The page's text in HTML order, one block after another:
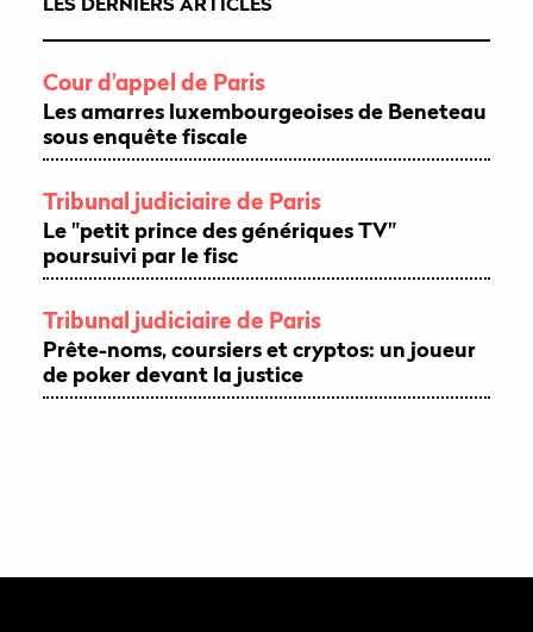
Cour d'appel de Paris
Les amarres luxembourgeoises de Beneteau
sous enquête fiscale
Tribunal judiciaire de Paris
Le "petit prince des génériques TV"
poursuivi par le fisc
Tribunal judiciaire de Paris
Prête-noms, coursiers et cryptos: un joueur
de poker devant la justice